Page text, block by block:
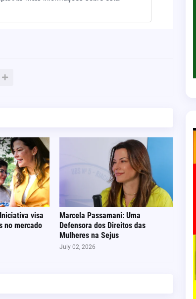
visa
no mercado
Marcela Passamani: Uma
Defensora dos Direitos das
Mulheres na Sejus
July 02, 2026